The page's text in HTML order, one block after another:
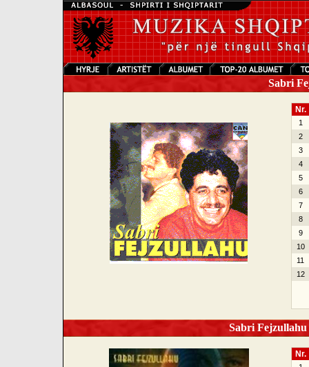
Sabri
Nr.
1
2
3
4
5
6
7
8
9
10
11
12
Sabri
Nr.